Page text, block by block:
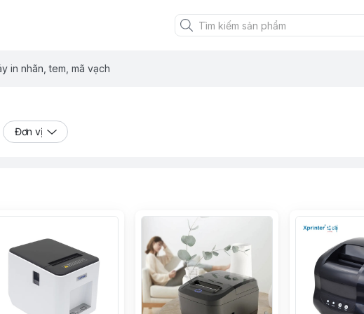
in nhãn, tem, mã vạch
Đơn vị